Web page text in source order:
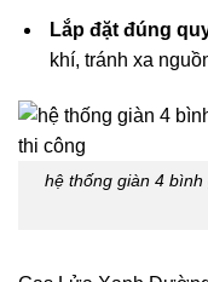
Lắp đặt đúng
khí, tránh xa
hệ thống giàn 4